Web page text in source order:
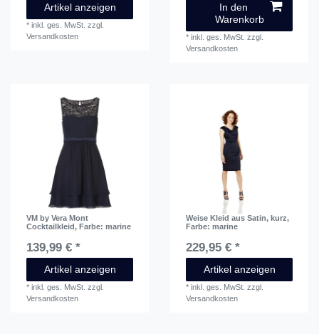
Artikel anzeigen
*inkl. ges. MwSt. zzgl.
Versandkosten
In den
Warenkorb
*inkl. ges. MwSt. zzgl.
Versandkosten
VM by Vera Mont
Cocktailkleid, Farbe: marine
139,99 € *
Artikel anzeigen
*inkl. ges. MwSt. zzgl.
Versandkosten
Weise Kleid aus Satin, kurz,
Farbe: marine
229,95 € *
Artikel anzeigen
*inkl. ges. MwSt. zzgl.
Versandkosten